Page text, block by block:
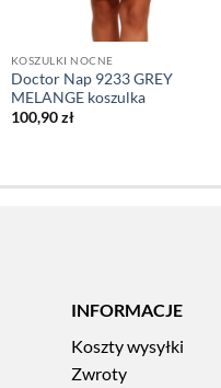
KOSZULKI NOCNE
Doctor Nap 9233 GREY
MELANGE koszulka
100,90zł
INFORMACJE
Koszty wysyłki
Zwroty